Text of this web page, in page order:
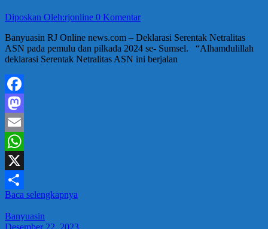
Diposkan Oleh:rjonline 0 Komentar
Banyuasin RJ Online news.com – Deklarasi Serentak Netralitas
ASN pada pemulu dan pilkada 2024 se- Sumsel. “Alhamdulillah
deklarasi Serentak Netralitas ASN ini berjalan
Facebook
Mastodon
Email
WhatsApp
X
Share
Baca selengkapnya
Banyuasin
Desember 22, 2023